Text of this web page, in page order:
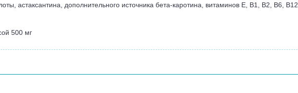
астаксантина, дополнительного источника бета-каротина, витаминов Е, В1, В2, В6, В12.
500 мг